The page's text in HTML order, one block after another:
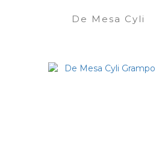
De Mesa Cyli